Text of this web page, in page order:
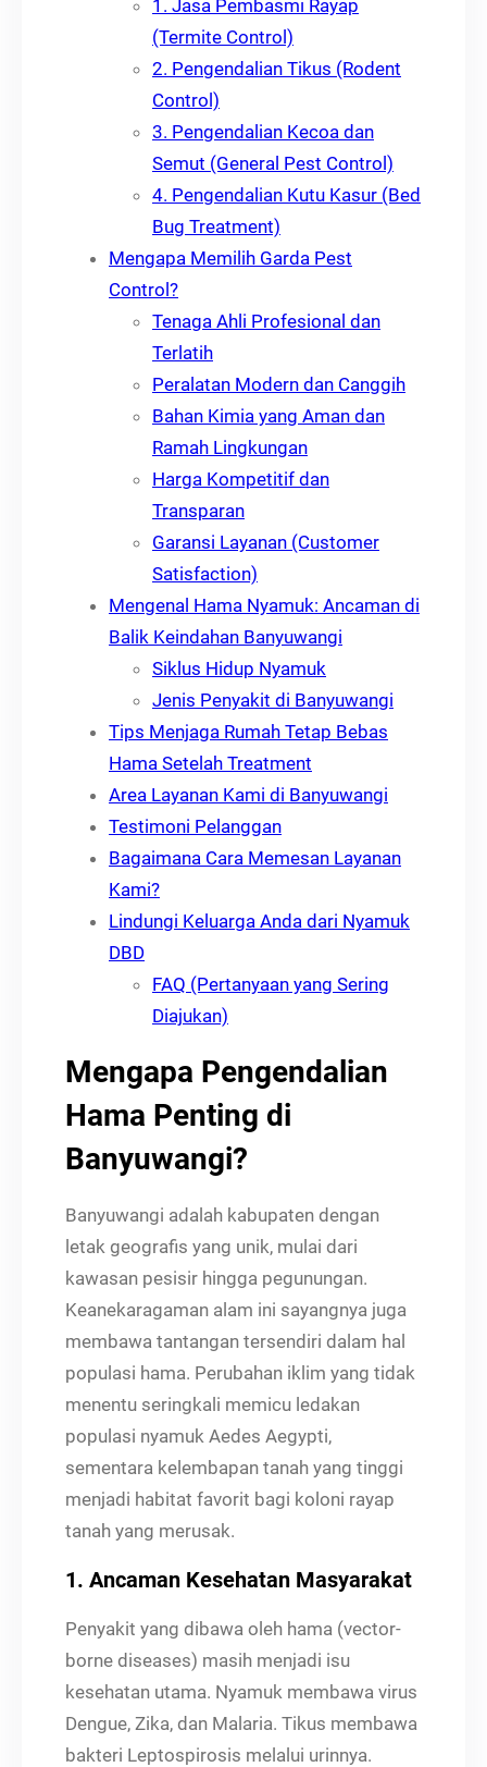
1. Jasa Pembasmi Rayap
(Termite Control)
2. Pengendalian Tikus (Rodent
Control)
3. Pengendalian Kecoa dan
Semut (General Pest Control)
4. Pengendalian Kutu Kasur (Bed
Bug Treatment)
Mengapa Memilih Garda Pest
Control?
Tenaga Ahli Profesional dan
Terlatih
Peralatan Modern dan Canggih
Bahan Kimia yang Aman dan
Ramah Lingkungan
Harga Kompetitif dan
Transparan
Garansi Layanan (Customer
Satisfaction)
Mengenal Hama Nyamuk: Ancaman di
Balik Keindahan Banyuwangi
Siklus Hidup Nyamuk
Jenis Penyakit di Banyuwangi
Tips Menjaga Rumah Tetap Bebas
Hama Setelah Treatment
Area Layanan Kami di Banyuwangi
Testimoni Pelanggan
Bagaimana Cara Memesan Layanan
Kami?
Lindungi Keluarga Anda dari Nyamuk
DBD
FAQ (Pertanyaan yang Sering
Diajukan)
Mengapa Pengendalian
Hama Penting di
Banyuwangi?
Banyuwangi adalah kabupaten dengan
letak geografis yang unik, mulai dari
kawasan pesisir hingga pegunungan.
Keanekaragaman alam ini sayangnya juga
membawa tantangan tersendiri dalam hal
populasi hama. Perubahan iklim yang tidak
menentu seringkali memicu ledakan
populasi nyamuk Aedes Aegypti,
sementara kelembapan tanah yang tinggi
menjadi habitat favorit bagi koloni rayap
tanah yang merusak.
1. Ancaman Kesehatan Masyarakat
Penyakit yang dibawa oleh hama (vector-
borne diseases) masih menjadi isu
kesehatan utama. Nyamuk membawa virus
Dengue, Zika, dan Malaria. Tikus membawa
bakteri Leptospirosis melalui urinnya.